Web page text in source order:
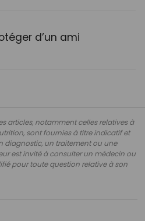
d’un ami
articles, notamment celles relatives à
sont fournies à titre indicatif et
diagnostic, un traitement ou une
est invité à consulter un médecin ou
pour toute question relative à son